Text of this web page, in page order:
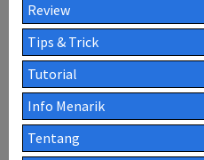
Review
Tips & Trick
Tutorial
Info Menarik
Tentang